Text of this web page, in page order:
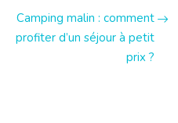
Camping malin : comment
profiter d’un séjour à petit
prix ?